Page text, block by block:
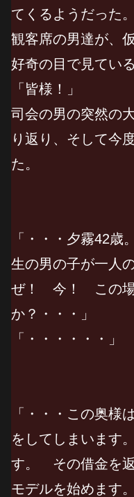
てくるようだった。
観客席の男達が、
好奇の目で見ている
「皆様！」
司会の男の突然の
り返り、そして今
た。
「・・・夕霧42歳
生の男の子が一人
ぜ！ 今！ この場
か？・・・」
「・・・・・・」
「・・・この奥様
をしてしまいます
す。 その借金を
モデルを始めます